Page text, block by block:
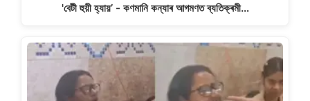
'বেটী হুয়ী হ্যায়’ - কণমানি কন্যাৰ আগমণত ব্যতিক্ৰমী…